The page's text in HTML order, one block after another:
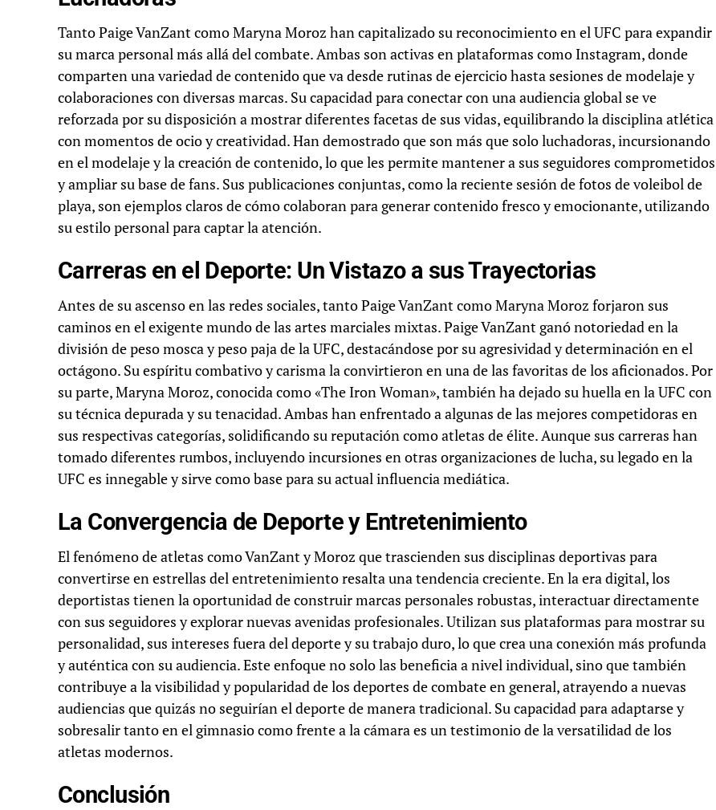
Tanto Paige VanZant como Maryna Moroz han capitalizado su reconocimiento en el UFC para expandir
su marca personal más allá del combate. Ambas son activas en plataformas como Instagram, donde
comparten una variedad de contenido que va desde rutinas de ejercicio hasta sesiones de modelaje y
colaboraciones con diversas marcas. Su capacidad para conectar con una audiencia global se ve
reforzada por su disposición a mostrar diferentes facetas de sus vidas, equilibrando la disciplina atlética
con momentos de ocio y creatividad. Han demostrado que son más que solo luchadoras, incursionando
en el modelaje y la creación de contenido, lo que les permite mantener a sus seguidores comprometidos
y ampliar su base de fans. Sus publicaciones conjuntas, como la reciente sesión de fotos de voleibol de
playa, son ejemplos claros de cómo colaboran para generar contenido fresco y emocionante, utilizando
su estilo personal para captar la atención.
Carreras en el Deporte: Un Vistazo a sus Trayectorias
Antes de su ascenso en las redes sociales, tanto Paige VanZant como Maryna Moroz forjaron sus
caminos en el exigente mundo de las artes marciales mixtas. Paige VanZant ganó notoriedad en la
división de peso mosca y peso paja de la UFC, destacándose por su agresividad y determinación en el
octágono. Su espíritu combativo y carisma la convirtieron en una de las favoritas de los aficionados. Por
su parte, Maryna Moroz, conocida como «The Iron Woman», también ha dejado su huella en la UFC con
su técnica depurada y su tenacidad. Ambas han enfrentado a algunas de las mejores competidoras en
sus respectivas categorías, solidificando su reputación como atletas de élite. Aunque sus carreras han
tomado diferentes rumbos, incluyendo incursiones en otras organizaciones de lucha, su legado en la
UFC es innegable y sirve como base para su actual influencia mediática.
La Convergencia de Deporte y Entretenimiento
El fenómeno de atletas como VanZant y Moroz que trascienden sus disciplinas deportivas para
convertirse en estrellas del entretenimiento resalta una tendencia creciente. En la era digital, los
deportistas tienen la oportunidad de construir marcas personales robustas, interactuar directamente
con sus seguidores y explorar nuevas avenidas profesionales. Utilizan sus plataformas para mostrar su
personalidad, sus intereses fuera del deporte y su trabajo duro, lo que crea una conexión más profunda
y auténtica con su audiencia. Este enfoque no solo las beneficia a nivel individual, sino que también
contribuye a la visibilidad y popularidad de los deportes de combate en general, atrayendo a nuevas
audiencias que quizás no seguirían el deporte de manera tradicional. Su capacidad para adaptarse y
sobresalir tanto en el gimnasio como frente a la cámara es un testimonio de la versatilidad de los
atletas modernos.
Conclusión